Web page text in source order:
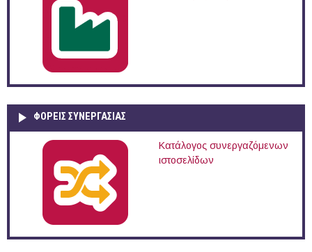
ΦΟΡΕΙΣ ΣΥΝΕΡΓΑΣΙΑΣ
Κατάλογος συνεργαζόμενων
ιστοσελίδων